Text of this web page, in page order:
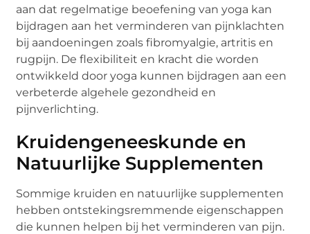
aan dat regelmatige beoefening van yoga kan
bijdragen aan het verminderen van pijnklachten
bij aandoeningen zoals fibromyalgie, artritis en
rugpijn. De flexibiliteit en kracht die worden
ontwikkeld door yoga kunnen bijdragen aan een
verbeterde algehele gezondheid en
pijnverlichting.
Kruidengeneeskunde en
Natuurlijke Supplementen
Sommige kruiden en natuurlijke supplementen
hebben ontstekingsremmende eigenschappen
die kunnen helpen bij het verminderen van pijn.